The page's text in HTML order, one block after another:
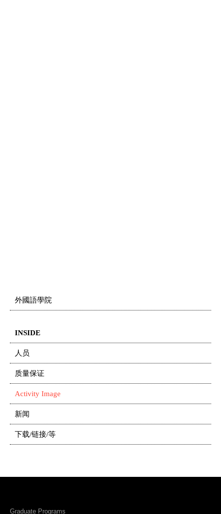
外國語學院
INSIDE
人员
质量保证
Activity Image
新闻
下载/链接/等
Graduate Programs